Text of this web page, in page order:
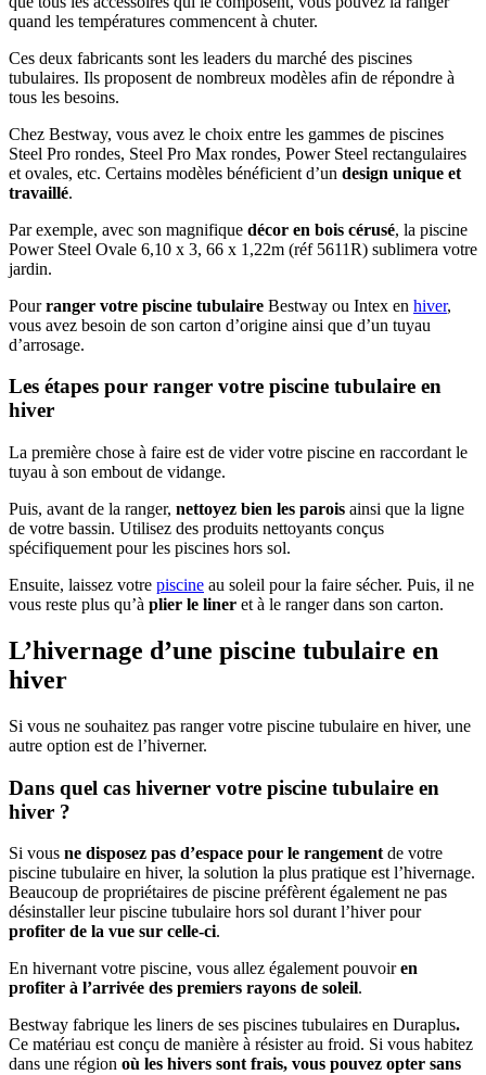
quand les températures commencent à chuter.
Ces deux fabricants sont les leaders du marché des piscines
tubulaires. Ils proposent de nombreux modèles afin de répondre à
tous les besoins.
Chez Bestway, vous avez le choix entre les gammes de piscines
Steel Pro rondes, Steel Pro Max rondes, Power Steel rectangulaires
et ovales, etc. Certains modèles bénéficient d’un design unique et
travaillé.
Par exemple, avec son magnifique décor en bois cérusé, la piscine
Power Steel Ovale 6,10 x 3, 66 x 1,22m (réf 5611R) sublimera votre
jardin.
Pourranger votre piscine tubulaire Bestway ou Intex en hiver,
vous avez besoin de son carton d’origine ainsi que d’un tuyau
d’arrosage.
Les étapes pour ranger votre piscine tubulaire en
hiver
La première chose à faire est de vider votre piscine en raccordant le
tuyau à son embout de vidange.
Puis, avant de la ranger, nettoyez bien les parois ainsi que la ligne
de votre bassin. Utilisez des produits nettoyants conçus
spécifiquement pour les piscines hors sol.
Ensuite, laissez votre piscine au soleil pour la faire sécher. Puis, il ne
vous reste plus qu’à plier le liner et à le ranger dans son carton.
L’hivernage d’une piscine tubulaire en
hiver
Si vous ne souhaitez pas ranger votre piscine tubulaire en hiver, une
autre option est de l’hiverner.
Dans quel cas hiverner votre piscine tubulaire en
hiver ?
Si vous ne disposez pas d’espace pour le rangement de votre
piscine tubulaire en hiver, la solution la plus pratique est l’hivernage.
Beaucoup de propriétaires de piscine préfèrent également ne pas
désinstaller leur piscine tubulaire hors sol durant l’hiver pour
profiter de la vue sur celle-ci.
En hivernant votre piscine, vous allez également pouvoiren
profiter à l’arrivée des premiers rayons de soleil.
Bestway fabrique les liners de ses piscines tubulaires en Duraplus.
Ce matériau est conçu de manière à résister au froid. Si vous habitez
dans une région où les hivers sont frais, vous pouvez opter sans